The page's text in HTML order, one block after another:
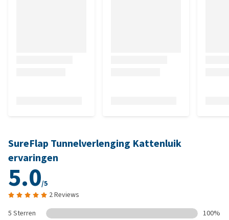
SureFlap Tunnelverlenging Kattenluik
ervaringen
5.0/5
2 Reviews
5 Sterren
100%